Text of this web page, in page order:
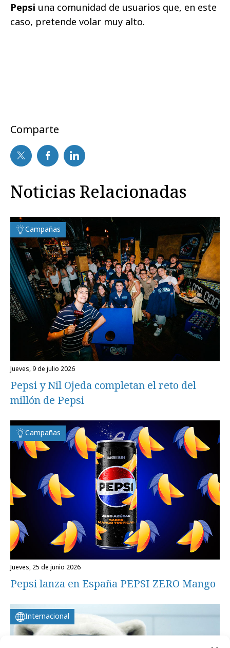
Pepsi una comunidad de usuarios que, en este
caso, pretende volar muy alto.
Comparte
Noticias Relacionadas
Campañas
jueves, 9 de julio 2026
Pepsi y Nil Ojeda completan el reto del
millón de Pepsi
Campañas
jueves, 25 de junio 2026
Pepsi lanza en España PEPSI ZERO Mango
Internacional